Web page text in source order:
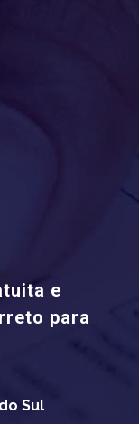
e
para
Sul